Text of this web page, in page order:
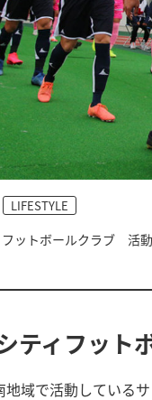
ティフット
地域で活動している
LIFESTYLE
ットボールクラブ 活